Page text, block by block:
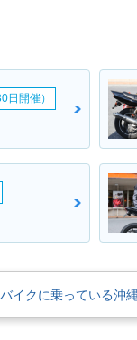
開催）
イクに乗っている沖